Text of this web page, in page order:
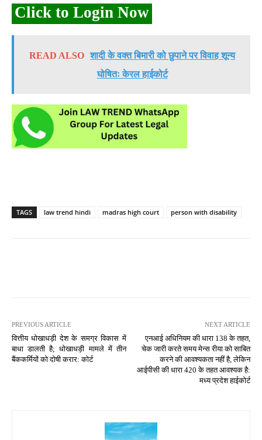
Click to Login Now
READ ALSO शादी के वक्त बिमारी को छुपाने पर विवाह शून्य
घोषितः केरल हाईकोर्ट
TAGS law trend hindi madras high court person with disability
PREVIOUS ARTICLE
वित्तीय धोखाधड़ी देश के समग्र विकास में
बाधा डालती है; धोखाधड़ी मामले में तीन
बैंककर्मियों को दोषी करार: कोर्ट
NEXT ARTICLE
एनआई अधिनियम की धारा 138 के तहत,
चेक जारी करते समय मेन्स रीया को साबित
करने की आवश्यकता नहीं है, लेकिन
आईपीसी की धारा 420 के तहत आवश्यक है:
मध्य प्रदेश हाईकोर्ट